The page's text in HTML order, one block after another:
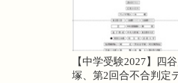
【中学受験2027】四
塚、第2回合不合判定